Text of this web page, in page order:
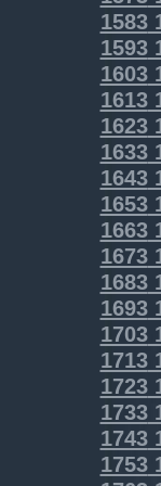
1583
1593
1603
1613
1623
1633
1643
1653
1663
1673
1683
1693
1703
1713
1723
1733
1743
1753